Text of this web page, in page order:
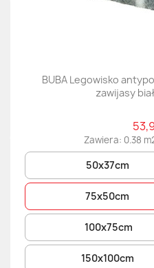
BUBA Legowisko
zawijasy
Zawiera: 0.38
50x37cm
75x50cm
100x75cm
150x100cm